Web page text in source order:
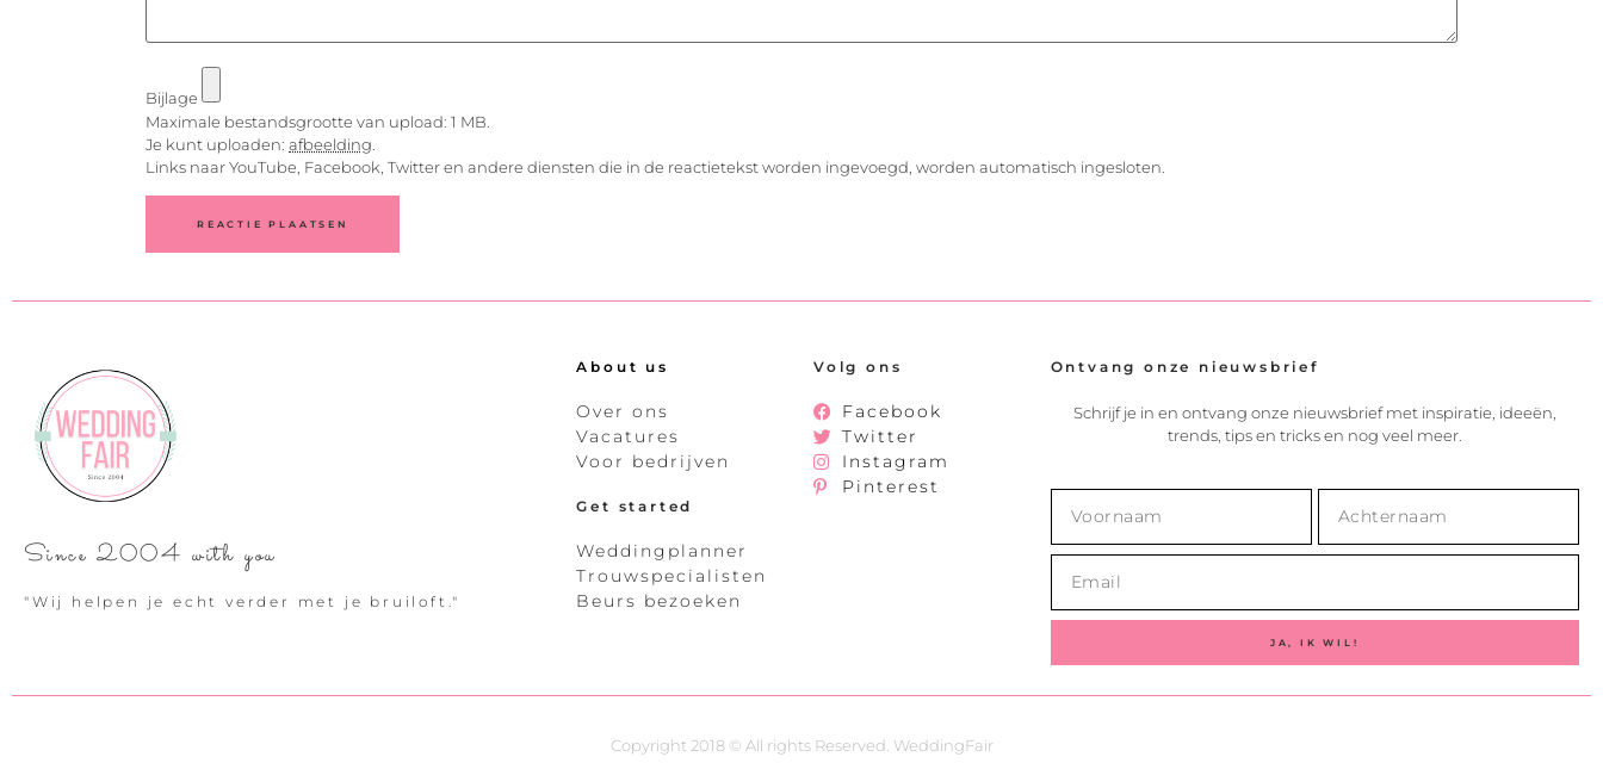
Bijlage
Maximale bestandsgrootte van upload: 1 MB.
Je kunt uploaden: afbeelding
Links naar YouTube, Facebook, Twitter en andere diensten die in de reactietekst worden ingevoegd, worden automatisch ingesloten.
Since 2004 with you
"Wij helpen je echt verder met je bruiloft."
About us
Over ons
Vacatures
Voor bedrijven
Get started
Weddingplanner
Trouwspecialisten
Beurs bezoeken
Volg ons
Facebook
Twitter
Instagram
Pinterest
Ontvang onze nieuwsbrief
Schrijf je in en ontvang onze nieuwsbrief met inspiratie, ideeën,
trends, tips en tricks en nog veel meer.
JA, IK WIL!
Copyright 2018 © All rights Reserved. WeddingFair